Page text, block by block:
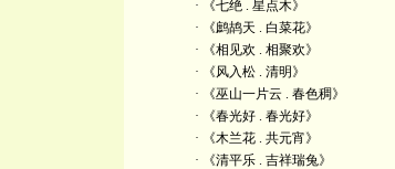
· 《七绝 . 星点木》
· 《鹧鸪天 . 白菜花》
· 《相见欢 . 相聚欢》
· 《风入松 . 清明》
· 《巫山一片云 . 春色稠》
· 《春光好 . 春光好》
· 《木兰花 . 共元宵》
· 《清平乐 . 吉祥瑞兔》